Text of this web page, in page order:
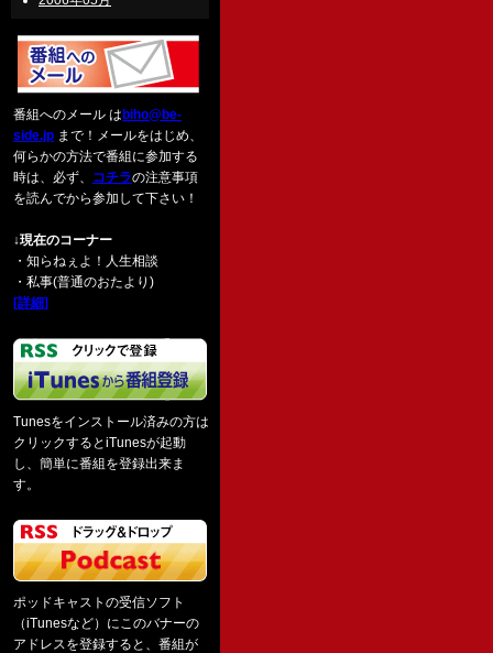
番組へのメール は biho@be-
side.jp まで！メールをはじめ、
何らかの方法で番組に参加する
時は、必ず、 コチラの注意事項
を読んでから参加して下さい！
↓現在のコーナー
・知らねぇよ！人生相談
・私事(普通のおたより)
[詳細]
Tunesをインストール済みの方は
クリックするとiTunesが起動
し、簡単に番組を登録出来ま
す。
ポッドキャストの受信ソフト
（iTunesなど）にこのバナーの
アドレスを登録すると、番組が